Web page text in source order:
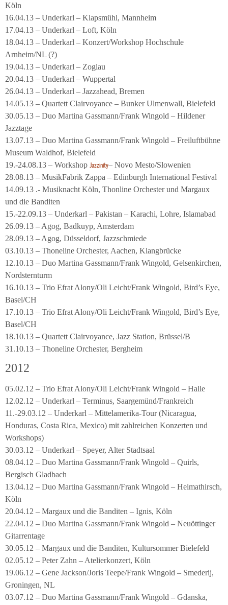
Köln
16.04.13 – Underkarl – Klapsmühl, Mannheim
17.04.13 – Underkarl – Loft, Köln
18.04.13 – Underkarl – Konzert/Workshop Hochschule
Arnheim/NL (?)
19.04.13 – Underkarl – Zoglau
20.04.13 – Underkarl – Wuppertal
26.04.13 – Underkarl – Jazzahead, Bremen
14.05.13 – Quartett Clairvoyance – Bunker Ulmenwall, Bielefeld
30.05.13 – Duo Martina Gassmann/Frank Wingold – Hildener
Jazztage
13.07.13 – Duo Martina Gassmann/Frank Wingold – Freiluftbühne
Museum Waldhof, Bielefeld
19.-24.08.13 – Workshop Jazzinity– Novo Mesto/Slowenien
28.08.13 – MusikFabrik Zappa – Edinburgh International Festival
14.09.13 .- Musiknacht Köln, Thonline Orchester und Margaux
und die Banditen
15.-22.09.13 – Underkarl – Pakistan – Karachi, Lohre, Islamabad
26.09.13 – Agog, Badkuyp, Amsterdam
28.09.13 – Agog, Düsseldorf, Jazzschmiede
03.10.13 – Thoneline Orchester, Aachen, Klangbrücke
12.10.13 – Duo Martina Gassmann/Frank Wingold, Gelsenkirchen,
Nordsternturm
16.10.13 – Trio Efrat Alony/Oli Leicht/Frank Wingold, Bird’s Eye,
Basel/CH
17.10.13 – Trio Efrat Alony/Oli Leicht/Frank Wingold, Bird’s Eye,
Basel/CH
18.10.13 – Quartett Clairvoyance, Jazz Station, Brüssel/B
31.10.13 – Thoneline Orchester, Bergheim
2012
05.02.12 – Trio Efrat Alony/Oli Leicht/Frank Wingold – Halle
12.02.12 – Underkarl – Terminus, Saargemünd/Frankreich
11.-29.03.12 – Underkarl – Mittelamerika-Tour (Nicaragua,
Honduras, Costa Rica, Mexico) mit zahlreichen Konzerten und
Workshops)
30.03.12 – Underkarl – Speyer, Alter Stadtsaal
08.04.12 – Duo Martina Gassmann/Frank Wingold – Quirls,
Bergisch Gladbach
13.04.12 – Duo Martina Gassmann/Frank Wingold – Heimathirsch,
Köln
20.04.12 – Margaux und die Banditen – Ignis, Köln
22.04.12 – Duo Martina Gassmann/Frank Wingold – Neuöttinger
Gitarrentage
30.05.12 – Margaux und die Banditen, Kultursommer Bielefeld
02.05.12 – Peter Zahn – Atelierkonzert, Köln
19.06.12 – Gene Jackson/Joris Teepe/Frank Wingold – Smederij,
Groningen, NL
03.07.12 – Duo Martina Gassmann/Frank Wingold – Gdanska,